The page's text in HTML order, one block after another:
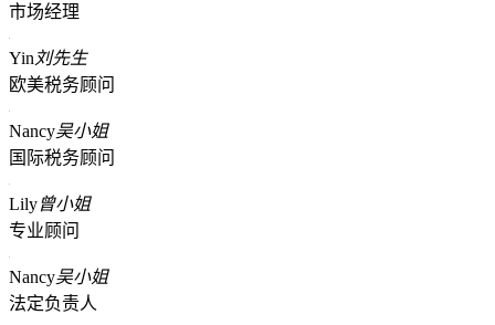
市场经理
Yin 刘先生
欧美税务顾问
Nancy吴小姐
国际税务顾问
Lily曾小姐
专业顾问
Nancy吴小姐
法定负责人